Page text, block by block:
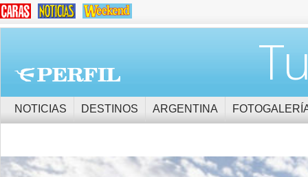
NOTICIAS DESTINOS ARGENTINA